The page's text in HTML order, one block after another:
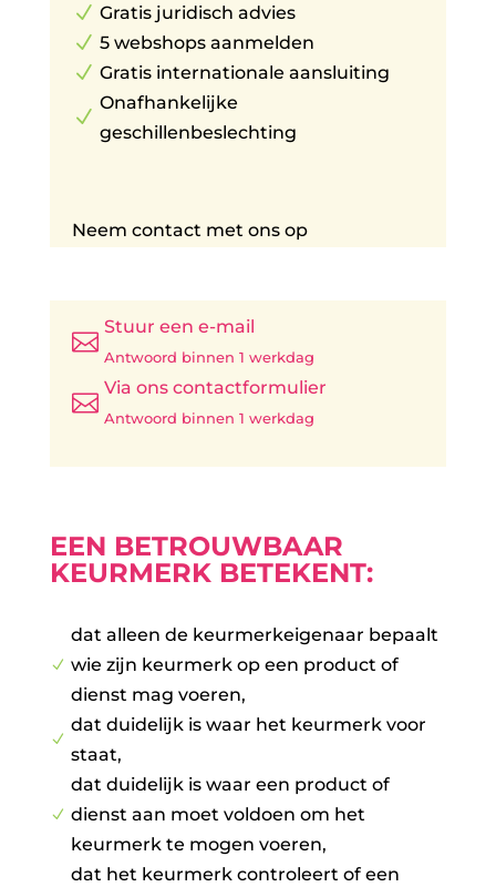
N Gratis juridisch advies
N 5 webshops aanmelden
N Gratis internationale aansluiting
N
Onafhankelijke
geschillenbeslechting
Neem contact met ons op

Stuur een e-mail
Antwoord binnen 1 werkdag

Via ons contactformulier
Antwoord binnen 1 werkdag
EEN BETROUWBAAR
KEURMERK BETEKENT:
N
dat alleen de keurmerkeigenaar bepaalt
wie zijn keurmerk op een product of
dienst mag voeren,
N
dat duidelijk is waar het keurmerk voor
staat,
N
dat duidelijk is waar een product of
dienst aan moet voldoen om het
keurmerk te mogen voeren,
dat het keurmerk controleert of een